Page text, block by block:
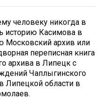
человеку никогда в
историю Касимова в
Московский архив или
переписная книга
архива в Липецк с
Чаплыгинского
Липецкой области в